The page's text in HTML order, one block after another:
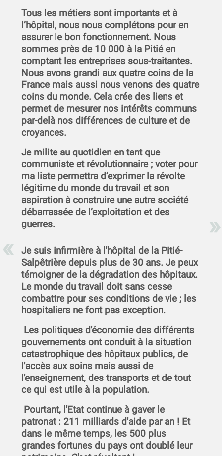
Tous les métiers sont importants et à
l’hôpital, nous nous complétons pour en
assurer le bon fonctionnement. Nous
sommes près de 10 000 à la Pitié en
comptant les entreprises sous-traitantes.
Nous avons grandi aux quatre coins de la
France mais aussi nous venons des quatre
coins du monde. Cela crée des liens et
permet de mesurer nos intérêts communs
par-delà nos différences de culture et de
croyances.
Je milite au quotidien en tant que
communiste et révolutionnaire ; voter pour
ma liste permettra d’exprimer la révolte
légitime du monde du travail et son
aspiration à construire une autre société
débarrassée de l’exploitation et des
guerres.
Je suis infirmière à l'hôpital de la Pitié-
Salpêtrière depuis plus de 30 ans. Je peux
témoigner de la dégradation des hôpitaux.
Le monde du travail doit sans cesse
combattre pour ses conditions de vie ; les
hospitaliers ne font pas exception.
Les politiques d'économie des différents
gouvernements ont conduit à la situation
catastrophique des hôpitaux publics, de
l'accès aux soins mais aussi de
l'enseignement, des transports et de tout
ce qui est utile à la population.
Pourtant, l'Etat continue à gaver le
patronat : 211 milliards d'aide par an ! Et
dans le même temps, les 500 plus
grandes fortunes du pays ont doublé leur